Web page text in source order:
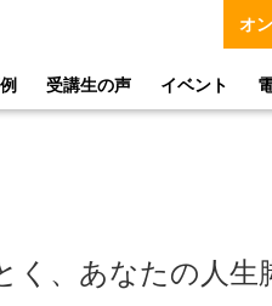
受講生の声 イベント
オ
く、あなたの人生